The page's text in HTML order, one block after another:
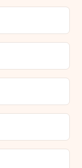
und/oder
erhältst du
lassen und es